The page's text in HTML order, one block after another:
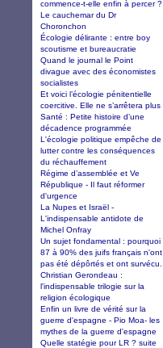
commence-t-elle enfin à percer ?
Le cauchemar du Dr
Choronchon
Écologie délirante : entre boy
scoutisme et bureaucratie
Quand le journal le Point
divague avec des économistes
socialistes
Et voici l’écologie pénitentielle
coercitive. Elle ne s’arrêtera plus
Santé : Petite histoire d’une
décadence programmée
L'écologie politique empêche de
lutter contre les conséquences
du réchauffement
Régime d’assemblée et Ve
République - Il faut réformer
d'urgence
La Nupes et Israël -
L'indispensable antidote de
Michel Onfray
Un sujet fondamental : pourquoi
87 à 90% des juifs français n'ont
pas été dépôrtés et ont survécu.
Christian Gerondeau :
l'indispensable trilogie sur la
religion écologique
Enfin un livre de vérité sur la
guerre d'espagne - Pio Moa- les
mythes de la guerre d'espagne
Quelle statégie pour LR ? suite